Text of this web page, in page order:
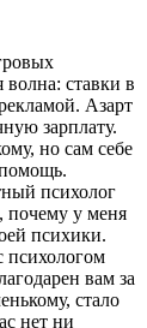
ставки в
Азарт
зарплату.
но сам себе
психолог
почему у меня
психики.
психологом
вам за
стало
нет ни